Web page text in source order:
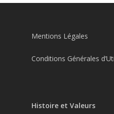
Mentions Légales
Conditions Générales
Histoire et Valeurs